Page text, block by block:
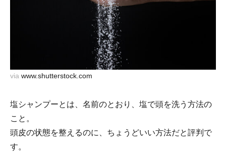
via www.shutterstock.com
塩シャンプーとは、名前のとおり、塩で頭を洗う方法の
こと。
頭皮の状態を整えるのに、ちょうどいい方法だと評判で
す。